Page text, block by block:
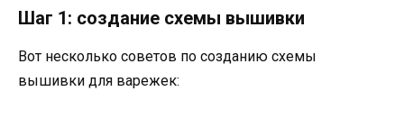
Шаг 1: создание схемы вышивки
Вот несколько советов по созданию схемы
вышивки для варежек: